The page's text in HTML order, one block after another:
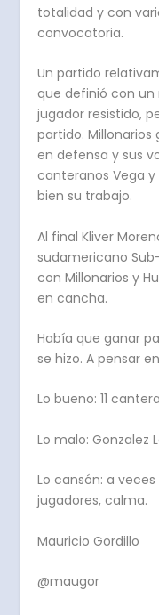
totalidad y con
convocatoria.
Un partido
que definió con un
jugador resistido,
partido.
en defensa y sus
canteranos Vega
bien su trabajo.
Al final Kliver
sudamericano
con Millonarios y
en cancha.
Había que ganar
se hizo. A pensar
Lo bueno: 11
Lo malo: Gonzalez
Lo cansón: a
jugadores, calma.
Mauricio Gordillo
@maugor